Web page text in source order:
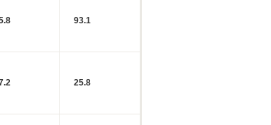
93.1
25.8